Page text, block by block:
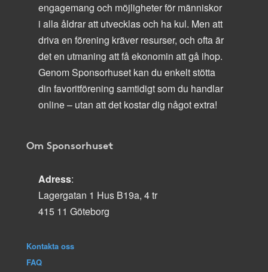
engagemang och möjligheter för människor
i alla åldrar att utvecklas och ha kul. Men att
driva en förening kräver resurser, och ofta är
det en utmaning att få ekonomin att gå ihop.
Genom Sponsorhuset kan du enkelt stötta
din favoritförening samtidigt som du handlar
online – utan att det kostar dig något extra!
Om Sponsorhuset
Adress:
Lagergatan 1 Hus B19a, 4 tr
415 11 Göteborg
Kontakta oss
FAQ